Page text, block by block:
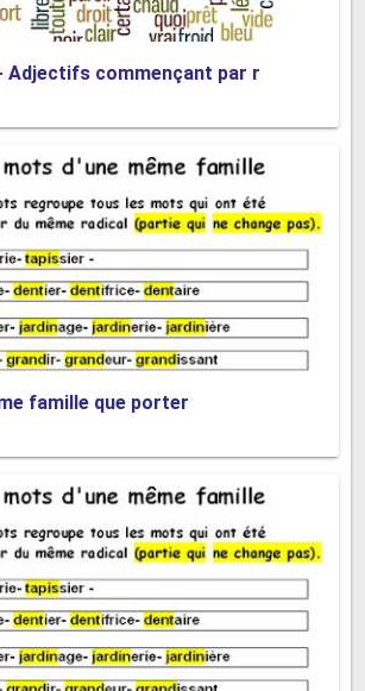
tapage, son, murmure, ronflement,
frémissement….
euphorie, contentement, bien-être,
scolaire, université, classe,
élèves, professeurs, maître(sse),
récréation…..
Adjectifs commençant par r
famille que porter